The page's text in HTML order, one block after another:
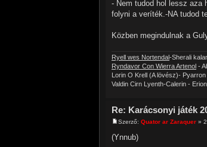
- Nem tudod hol lessz aza
folyni a veríték.-NA tudod
Közben megindulnak a
Ryell wes Nortendal-Sherali
Ryndavor Con Wierra Artenol -
Lorin O Krell (A lövész)- Pyarron
Valdin Cirn Lyenth-Calerin -
Re: Karácsonyi játék
Szerző: Quator ar Zaraquer »
(Ynnub)